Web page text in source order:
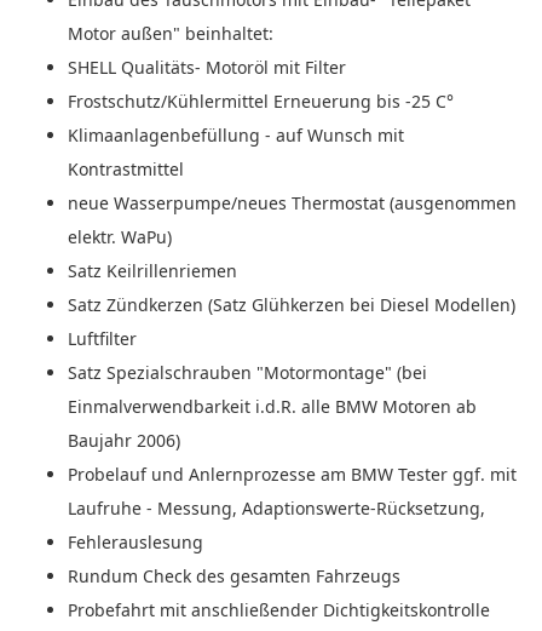
Motor außen" beinhaltet:
SHELL Qualitäts- Motoröl mit Filter
Frostschutz/Kühlermittel Erneuerung bis -25 C°
Klimaanlagenbefüllung - auf Wunsch mit
Kontrastmittel
neue Wasserpumpe/neues Thermostat (ausgenommen
elektr. WaPu)
Satz Keilrillenriemen
Satz Zündkerzen (Satz Glühkerzen bei Diesel Modellen)
Luftfilter
Satz Spezialschrauben "Motormontage" (bei
Einmalverwendbarkeit i.d.R. alle BMW Motoren ab
Baujahr 2006)
Probelauf und Anlernprozesse am BMW Tester ggf. mit
Laufruhe - Messung, Adaptionswerte-Rücksetzung,
Fehlerauslesung
Rundum Check des gesamten Fahrzeugs
Probefahrt mit anschließender Dichtigkeitskontrolle